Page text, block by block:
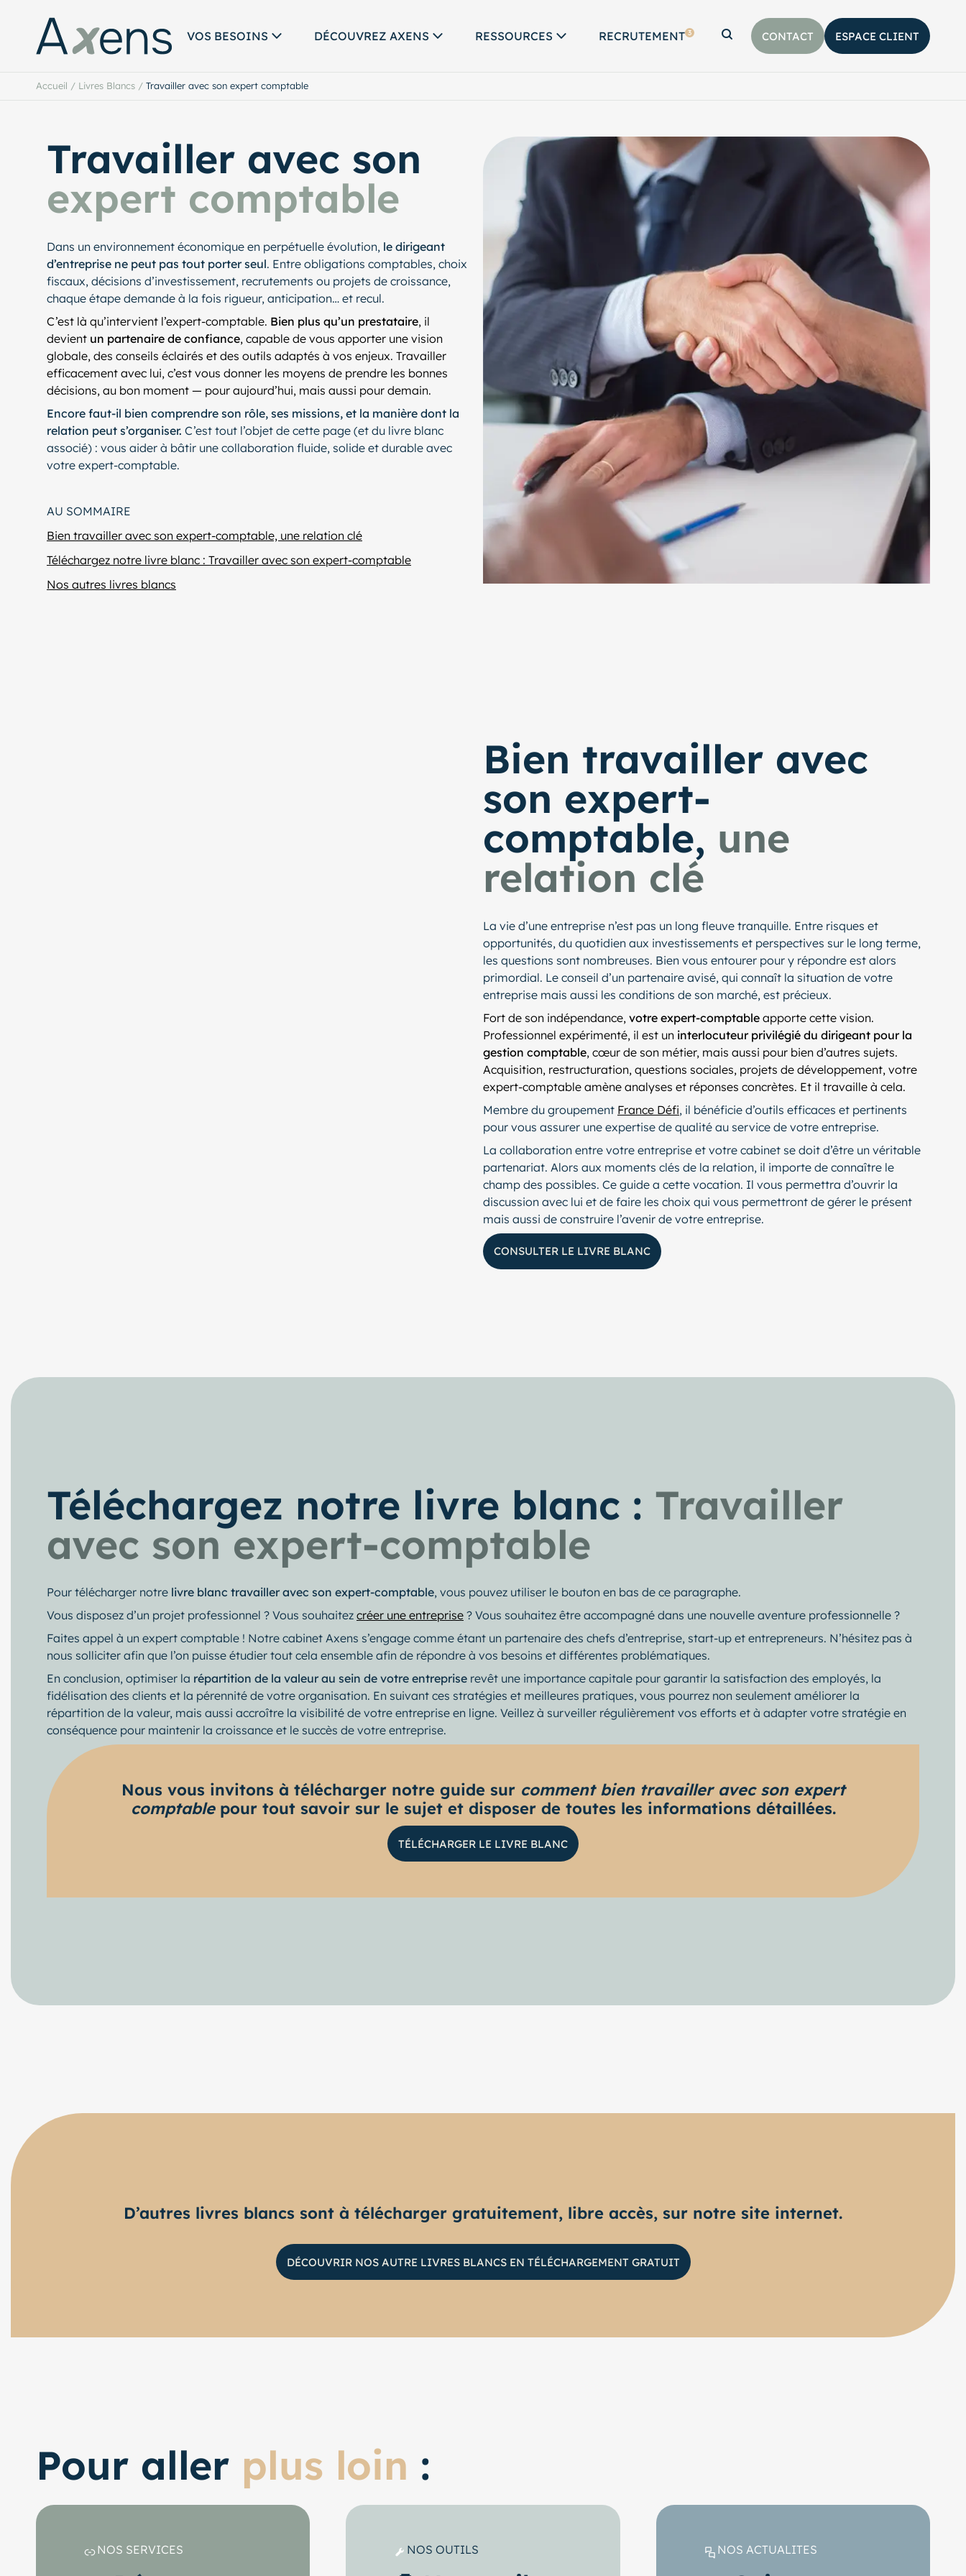
VOS BESOINS DÉCOUVREZ AXENS RESSOURCES RECRUTEMENT 3
Afficher la barre de recherche
CONTACT ESPACE CLIENT
Accueil / Livres Blancs / Travailler avec son expert comptable
Travailler avec son
expert comptable
Dans un environnement économique en perpétuelle évolution, le dirigeant
d’entreprise ne peut pas tout porter seul. Entre obligations comptables, choix
fiscaux, décisions d’investissement, recrutements ou projets de croissance,
chaque étape demande à la fois rigueur, anticipation… et recul.
C’est là qu’intervient l’expert-comptable. Bien plus qu’un prestataire, il
devient un partenaire de confiance, capable de vous apporter une vision
globale, des conseils éclairés et des outils adaptés à vos enjeux. Travailler
efficacement avec lui, c’est vous donner les moyens de prendre les bonnes
décisions, au bon moment — pour aujourd’hui, mais aussi pour demain.
Encore faut-il bien comprendre son rôle, ses missions, et la manière dont la
relation peut s’organiser. C’est tout l’objet de cette page (et du livre blanc
associé) : vous aider à bâtir une collaboration fluide, solide et durable avec
votre expert-comptable.
AU SOMMAIRE
Bien travailler avec son expert-comptable, une relation clé
Téléchargez notre livre blanc : Travailler avec son expert-comptable
Nos autres livres blancs
Bien travailler avec
son expert-
comptable, une
relation clé
La vie d’une entreprise n’est pas un long fleuve tranquille. Entre risques et
opportunités, du quotidien aux investissements et perspectives sur le long terme,
les questions sont nombreuses. Bien vous entourer pour y répondre est alors
primordial. Le conseil d’un partenaire avisé, qui connaît la situation de votre
entreprise mais aussi les conditions de son marché, est précieux.
Fort de son indépendance, votre expert-comptable apporte cette vision.
Professionnel expérimenté, il est un interlocuteur privilégié du dirigeant pour la
gestion comptable, cœur de son métier, mais aussi pour bien d’autres sujets.
Acquisition, restructuration, questions sociales, projets de développement, votre
expert-comptable amène analyses et réponses concrètes. Et il travaille à cela.
Membre du groupement France Défi, il bénéficie d’outils efficaces et pertinents
pour vous assurer une expertise de qualité au service de votre entreprise.
La collaboration entre votre entreprise et votre cabinet se doit d’être un véritable
partenariat. Alors aux moments clés de la relation, il importe de connaître le
champ des possibles. Ce guide a cette vocation. Il vous permettra d’ouvrir la
discussion avec lui et de faire les choix qui vous permettront de gérer le présent
mais aussi de construire l’avenir de votre entreprise.
CONSULTER LE LIVRE BLANC
Téléchargez notre livre blanc : Travailler
avec son expert-comptable
Pour télécharger notre livre blanc travailler avec son expert-comptable, vous pouvez utiliser le bouton en bas de ce paragraphe.
Vous disposez d’un projet professionnel ? Vous souhaitez créer une entreprise ? Vous souhaitez être accompagné dans une nouvelle aventure professionnelle ?
Faites appel à un expert comptable ! Notre cabinet Axens s’engage comme étant un partenaire des chefs d’entreprise, start-up et entrepreneurs. N’hésitez pas à
nous solliciter afin que l’on puisse étudier tout cela ensemble afin de répondre à vos besoins et différentes problématiques.
En conclusion, optimiser la répartition de la valeur au sein de votre entreprise revêt une importance capitale pour garantir la satisfaction des employés, la
fidélisation des clients et la pérennité de votre organisation. En suivant ces stratégies et meilleures pratiques, vous pourrez non seulement améliorer la
répartition de la valeur, mais aussi accroître la visibilité de votre entreprise en ligne. Veillez à surveiller régulièrement vos efforts et à adapter votre stratégie en
conséquence pour maintenir la croissance et le succès de votre entreprise.
Nous vous invitons à télécharger notre guide sur comment bien travailler avec son expert
comptablepour tout savoir sur le sujet et disposer de toutes les informations détaillées.
TÉLÉCHARGER LE LIVRE BLANC
D’autres livres blancs sont à télécharger gratuitement, libre accès, sur notre site internet.
DÉCOUVRIR NOS AUTRE LIVRES BLANCS EN TÉLÉCHARGEMENT GRATUIT
Pour aller plus loin :
NOS SERVICES NOS OUTILS NOS ACTUALITES